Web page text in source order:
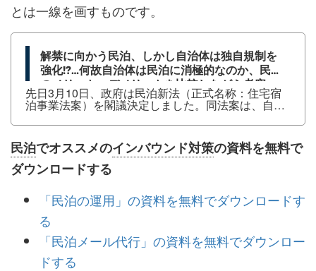
とは一線を画すものです。
解禁に向かう民泊、しかし自治体は独自規制を
強化!?…何故自治体は民泊に消極的なのか、民泊
のメリット・デメリットを比較しながら考察
先日3月10日、政府は民泊新法（正式名称：住宅宿
泊事業法案）を閣議決定しました。同法案は、自役
観光客）に有償で貸し出す「民泊」サービスに対
し、ある意味で規制、またある意味で緩和をするル
ールです。主な内容は、緩和今まで民泊を適法に運
営するには「旅館業法」の厳しいルールに則らねば
ならなかったのが、 各種手続き、申請をすることで
営業日数の上限が180日 になるといったもので、政
府は早ければ来年2018...
民泊でオススメのインバウンド対策の資料を無料で
ダウンロードする
「民泊の運用」の資料を無料でダウンロードす
る
「民泊メール代行」の資料を無料でダウンロー
ドする